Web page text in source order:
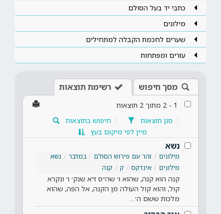
כתבי יד בעל הסולם
מילונים
שערים לחכמת הקבלה למתחילים
עזרים ומפתחות
מסך חיפוש רשימת תוצאות
1
-
2 מתוך 2 תוצאות
סנן תוצאות
חיפוש בתוצאות
מיין לפי מיקום בעץ
נשא
מילונים זהר עם פירוש הסולם במדבר
נשא
מילונים
אינדקס ק קנה
קנה הוא קנה, שהוא ו׳ שה״ס ז״א שנק׳ ו׳ ונקרא
קול, והוא קול העולה מן הקנה, אל הפה, שהוא
מלכות ששם ה׳…